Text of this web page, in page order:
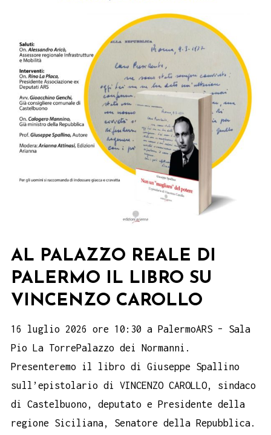
AL PALAZZO REALE DI
PALERMO IL LIBRO SU
VINCENZO CAROLLO
16 luglio 2026 ore 10:30 a PalermoARS – Sala
Pio La TorrePalazzo dei Normanni.
Presenteremo il libro di Giuseppe Spallino
sull’epistolario di VINCENZO CAROLLO, sindaco
di Castelbuono, deputato e Presidente della
regione Siciliana, Senatore della Repubblica.